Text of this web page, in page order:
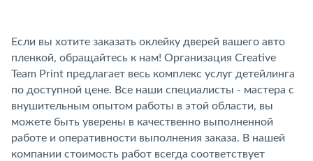
Если вы хотите заказать оклейку дверей вашего авто
пленкой, обращайтесь к нам! Организация Creative
Team Print предлагает весь комплекс услуг детейлинга
по доступной цене. Все наши специалисты - мастера с
внушительным опытом работы в этой области, вы
можете быть уверены в качественно выполненной
работе и оперативности выполнения заказа. В нашей
компании стоимость работ всегда соответствует